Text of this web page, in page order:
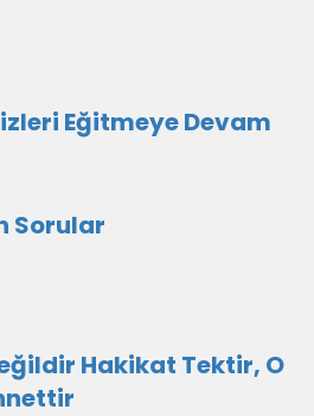
Eğitmeye Devam
Sorular
Hakikat Tektir, O